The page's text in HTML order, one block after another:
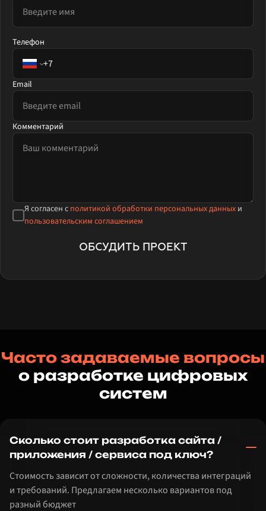
Телефон
Email
Комментарий
Я согласен с политикой обработки персональных данных и
пользовательским соглашением
ОБСУДИТЬ ПРОЕКТ
Часто задаваемые вопросы
о разработке цифровых
систем
Сколько стоит разработка сайта /
приложения / сервиса под ключ?
Стоимость зависит от сложности, количества интеграций
и требований. Предлагаем несколько вариантов под
разный бюджет